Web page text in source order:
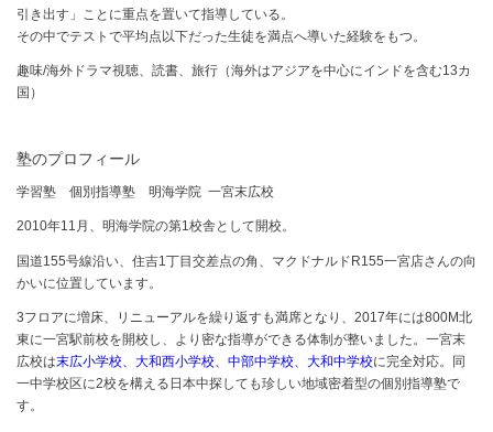
引き出す」ことに重点を置いて指導している。
その中でテストで平均点以下だった生徒を満点へ導いた経験をもつ。
趣味/海外ドラマ視聴、読書、旅行（海外はアジアを中心にインドを含む13カ
国）
塾のプロフィール
学習塾 個別指導塾 明海学院 一宮末広校
2010年11月、明海学院の第1校舎として開校。
国道155号線沿い、住吉1丁目交差点の角、マクドナルドR155一宮店さんの向
かいに位置しています。
3フロアに増床、リニューアルを繰り返すも満席となり、2017年には800M北
東に一宮駅前校を開校し、より密な指導ができる体制が整いました。一宮末
広校は末広小学校、大和西小学校、中部中学校、大和中学校に完全対応。同
一中学校区に2校を構える日本中探しても珍しい地域密着型の個別指導塾で
す。